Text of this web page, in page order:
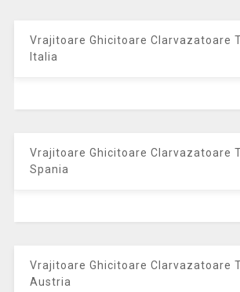
Vrajitoare Ghicitoare Clarvazatoare
Italia
Vrajitoare Ghicitoare Clarvazatoare
Spania
Vrajitoare Ghicitoare Clarvazatoare
Austria